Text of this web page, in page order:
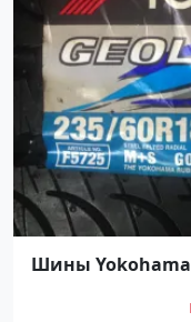
Шины Yokohama